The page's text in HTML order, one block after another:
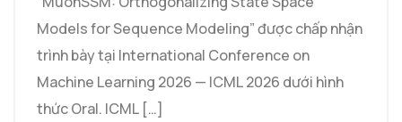
Models for Sequence Modeling” được chấp nhận
trình bày tại International Conference on
Machine Learning 2026 — ICML 2026 dưới hình
thức Oral. ICML […]